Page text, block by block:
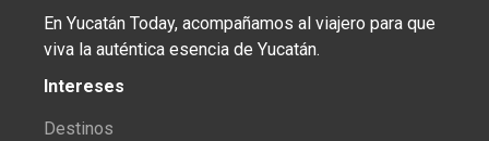
En Yucatán Today, acompañamos al viajero para que
viva la auténtica esencia de Yucatán.
Intereses
Destinos